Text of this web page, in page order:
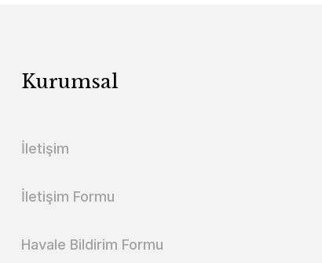
Kurumsal
İletişim
İletişim Formu
Havale Bildirim Formu